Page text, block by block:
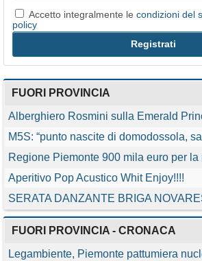
Accetto integralmente le condizioni del
policy
FUORI PROVINCIA
Alberghiero Rosmini sulla Emerald
M5S: “punto nascite di domodossola,
Regione Piemonte 900 mila euro per la
Aperitivo Pop Acustico Whit Enjoy!!!!
SERATA DANZANTE BRIGA
FUORI PROVINCIA - CRONACA
Legambiente, Piemonte pattumiera